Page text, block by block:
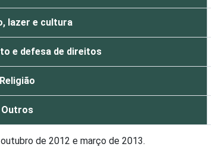
lazer e cultura
e defesa de direitos
Religião
Outros
de 2012 e março de 2013.